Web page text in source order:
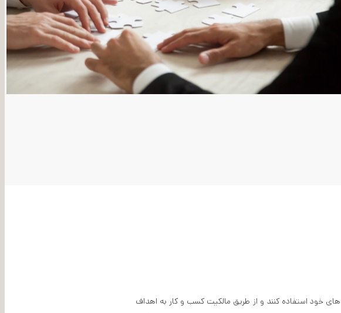
از فرصت های خود استفاده کنند و از طریق مالکیت کسب و کار به اهداف